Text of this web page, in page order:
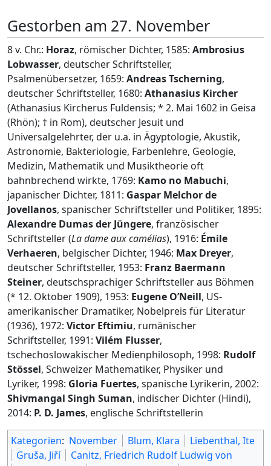
Gestorben am 27. November
8 v. Chr.: Horaz, römischer Dichter, 1585: Ambrosius
Lobwasser, deutscher Schriftsteller,
Psalmenübersetzer, 1659: Andreas Tscherning,
deutscher Schriftsteller, 1680: Athanasius Kircher
(Athanasius Kircherus Fuldensis; * 2. Mai 1602 in Geisa
(Rhön); † in Rom), deutscher Jesuit und
Universalgelehrter, der u.a. in Ägyptologie, Akustik,
Astronomie, Bakteriologie, Farbenlehre, Geologie,
Medizin, Mathematik und Musiktheorie oft
bahnbrechend wirkte, 1769: Kamo no Mabuchi,
japanischer Dichter, 1811: Gaspar Melchor de
Jovellanos, spanischer Schriftsteller und Politiker, 1895:
Alexandre Dumas der Jüngere, französischer
Schriftsteller (La dame aux camélias), 1916: Émile
Verhaeren, belgischer Dichter, 1946: Max Dreyer,
deutscher Schriftsteller, 1953: Franz Baermann
Steiner, deutschsprachiger Schriftsteller aus Böhmen
(* 12. Oktober 1909), 1953: Eugene O’Neill, US-
amerikanischer Dramatiker, Nobelpreis für Literatur
(1936), 1972: Victor Eftimiu, rumänischer
Schriftsteller, 1991: Vilém Flusser,
tschechoslowakischer Medienphilosoph, 1998: Rudolf
Stössel, Schweizer Mathematiker, Physiker und
Lyriker, 1998: Gloria Fuertes, spanische Lyrikerin, 2002:
Shivmangal Singh Suman, indischer Dichter (Hindi),
2014: P. D. James, englische Schriftstellerin
Kategorien: November Blum, Klara
Liebenthal, Ite
Gruša, Jiří
Canitz, Friedrich Rudolf Ludwig von